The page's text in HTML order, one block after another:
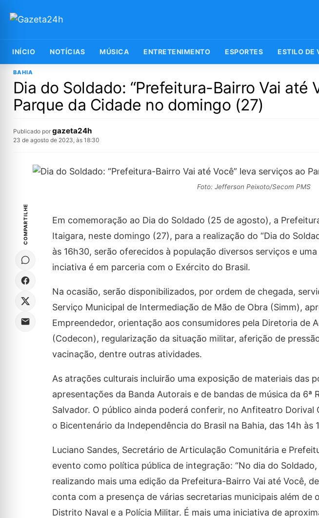
INÍCIO NOTÍCIAS MÚSICA ENTRETENIMENTO ESPORTES ESTILO DE
BAHIA
Dia do Soldado: “Prefeitura-Bairro Vai até
Parque da Cidade no domingo (27)
Publicado por gazeta24h
23 de agosto de 2023, às 18:30
Foto: Jefferson Peixoto/Secom PMS
COMPARTILHE
Em comemoração ao Dia do Soldado (25 de agosto), a
Itaigara, neste domingo (27), para a realização do “Dia do
às 16h30, serão oferecidos à população diversos serviços e
inciativa é em parceria com o Exército do Brasil.
Na ocasião, serão disponibilizados, por ordem de chegada,
Serviço Municipal de Intermediação de Mão de Obra (Simm),
Empreendedor, orientação aos consumidores pela Diretoria de
(Codecon), regularização da situação militar, aferição de
vacinação, dentre outras atividades.
As atrações culturais incluirão uma exposição de materiais das
apresentações da Banda Autorais e de bandas de música da 6ª
Salvador. O público ainda poderá conferir, no Anfiteatro
o Bicentenário da Independência do Brasil na Bahia, das 14h às
Luciano Sandes, Secretário de Articulação Comunitária e
evento como política pública de integração: “No dia do
realizando mais uma edição da Prefeitura-Bairro Vai até Você,
conta com a presença de várias secretarias municipais além de
Distrito Naval e a Polícia Militar. É mais uma iniciativa de